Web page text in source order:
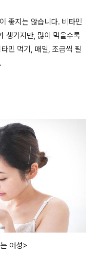
좋지는 않습니다. 비타민
생기지만, 많이 먹을수록
민 먹기, 매일, 조금씩 필
여성>